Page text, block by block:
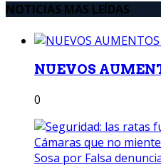
NOTICIAS MAS LEÍDAS
NUEVOS
0